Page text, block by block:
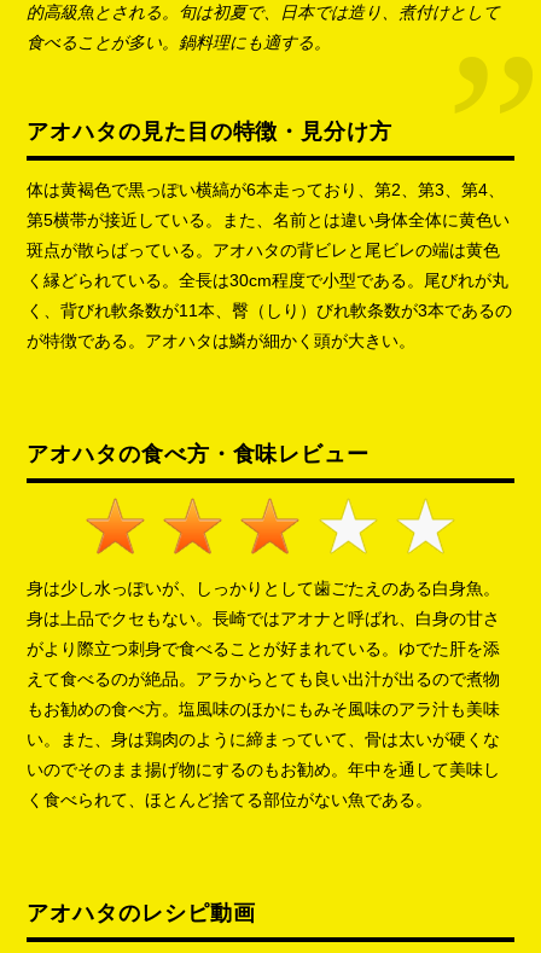
的高級魚とされる。旬は初夏で、日本では造り、煮付けとして
食べることが多い。鍋料理にも適する。
アオハタの見た目の特徴・見分け方
体は黄褐色で黒っぽい横縞が6本走っており、第2、第3、第4、
第5横帯が接近している。また、名前とは違い身体全体に黄色い
斑点が散らばっている。アオハタの背ビレと尾ビレの端は黄色
く縁どられている。全長は30cm程度で小型である。尾びれが丸
く、背びれ軟条数が11本、臀（しり）びれ軟条数が3本であるの
が特徴である。アオハタは鱗が細かく頭が大きい。
アオハタの食べ方・食味レビュー
身は少し水っぽいが、しっかりとして歯ごたえのある白身魚。
身は上品でクセもない。長崎ではアオナと呼ばれ、白身の甘さ
がより際立つ刺身で食べることが好まれている。ゆでた肝を添
えて食べるのが絶品。アラからとても良い出汁が出るので煮物
もお勧めの食べ方。塩風味のほかにもみそ風味のアラ汁も美味
い。また、身は鶏肉のように締まっていて、骨は太いが硬くな
いのでそのまま揚げ物にするのもお勧め。年中を通して美味し
く食べられて、ほとんど捨てる部位がない魚である。
アオハタのレシピ動画